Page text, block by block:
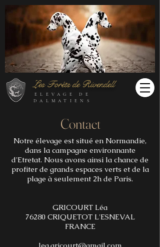
Les Forêts de Rivendell
ELEVAGE DE
DALMATIENS
Contact
Notre élevage est situé en Normandie,
dans la campagne environnante
d'Etretat. Nous avons ainsi la chance de
profiter de grands espaces verts et de la
plage à seulement 2h de Paris.
GRICOURT Léa
76280 CRIQUETOT L'ESNEVAL
FRANCE